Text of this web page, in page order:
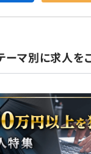
ーマ別に求人を